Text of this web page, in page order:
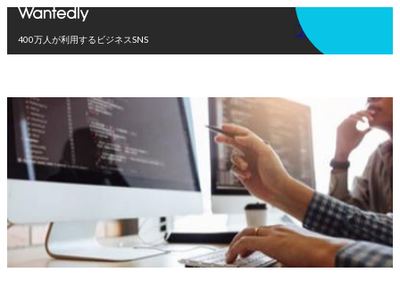
400万人が利用するビジネスSNS
アプリを使う